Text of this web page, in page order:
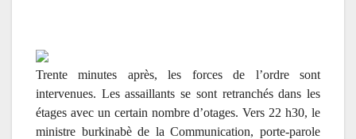
Trente minutes après, les forces de l’ordre sont
intervenues. Les assaillants se sont retranchés dans les
étages avec un certain nombre d’otages. Vers 22 h30, le
ministre burkinabè de la Communication, porte-parole